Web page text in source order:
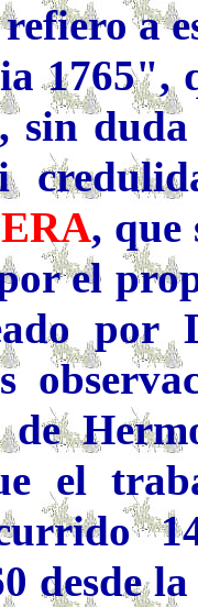
a
1765",
sin
, que
el
por
el
desde